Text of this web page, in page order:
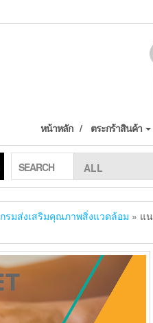
หน้าหลัก ตระกร้าสินค้า
SEARCH
กรมส่งเสริมคุณภาพสิ่งแวดล้อม » แ